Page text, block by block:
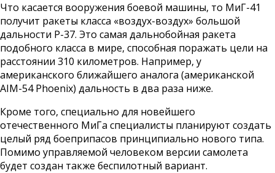
Что касается вооружения боевой машины, то МиГ-41
получит ракеты класса «воздух-воздух» большой
дальности Р-37. Это самая дальнобойная ракета
подобного класса в мире, способная поражать цели на
расстоянии 310 километров. Например, у
американского ближайшего аналога (американской
AIM-54 Phoenix) дальность в два раза ниже.
Кроме того, специально для новейшего
отечественного МиГа специалисты планируют создать
целый ряд боеприпасов принципиально нового типа.
Помимо управляемой человеком версии самолета
будет создан также беспилотный вариант.